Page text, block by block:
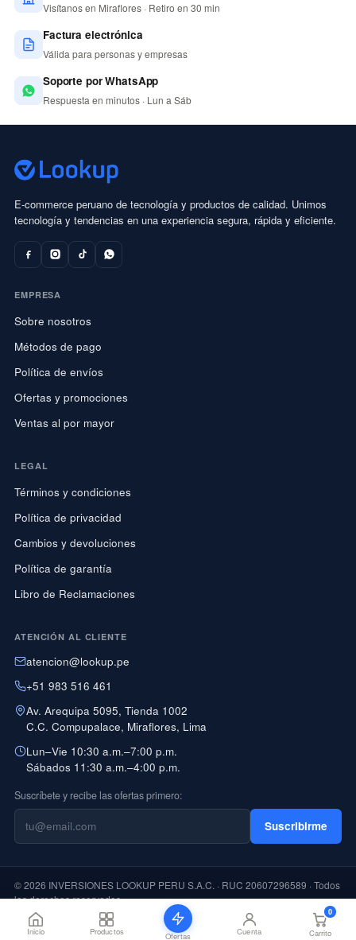
Inicio Productos Ofertas Cuenta
0
Carrito
Visítanos en Miraflores · Retiro en 30 min
Factura electrónica
Válida para personas y empresas
Soporte por WhatsApp
Respuesta en minutos · Lun a Sáb
E-commerce peruano de tecnología y productos de calidad. Unimos
tecnología y tendencias en una experiencia segura, rápida y eficiente.
EMPRESA
Sobre nosotros
Métodos de pago
Política de envíos
Ofertas y promociones
Ventas al por mayor
LEGAL
Términos y condiciones
Política de privacidad
Cambios y devoluciones
Política de garantía
Libro de Reclamaciones
ATENCIÓN AL CLIENTE
atencion@lookup.pe
+51 983 516 461
Av. Arequipa 5095, Tienda 1002
C.C. Compupalace, Miraflores, Lima
Lun–Vie 10:30 a.m.–7:00 p.m.
Sábados 11:30 a.m.–4:00 p.m.
Suscríbete y recibe las ofertas primero:
Suscribirme
© 2026 INVERSIONES LOOKUP PERU S.A.C. · RUC 20607296589 · Todos
los derechos reservados
PAGO CON YAPE DISPONIBLE